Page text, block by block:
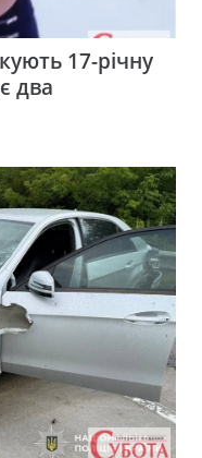
17-річну
два